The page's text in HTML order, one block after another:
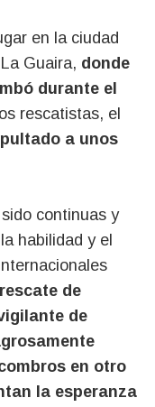
en la ciudad
Guaira, donde
durante el
rescatistas, el
a unos
continuas y
habilidad y el
de
de
en otro
la esperanza